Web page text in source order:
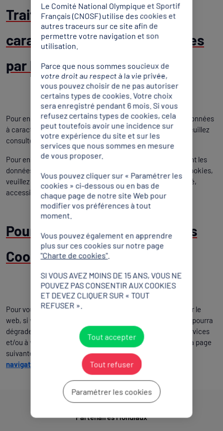
Traitement de vos données à
caractère personnel collectées
par le biais de Cookie
Pour en savoir plus sur la façon dont le CDOS 04 traite les données
à caractère personnel collectées par le biais de cookies, veuillez
consulter notrePolitique de confidentialité.
Pour en savoir plus sur la façon dont nos partenaires traitent les
données à caractère personnel collectées par le biais de cookies,
veuillez consulter leurs propres politiques de confidentialité,
accessiblesPolitique de confidentialité .
Pour plus d'information sur les
Cookies
Pour vous guider dans la démarche de limiter vos traces sur le
web, si vous le souhaitez, et en ayant conscience que cela pourra
dégrader votre navigation sur notre site et l’accès à nos services
et/ou à votre abonnement, nous vous invitons à consulter la page
suivante :
Les conseils de la CNIL pour maîtriser votre
navigateur
Partenaires Mondiaux
Le Comité National Olympique et Sportif
Français (CNOSF) utilise des cookies et
autres traceurs sur ce site afin de
permettre votre navigation et son
utilisation.
Parce que nous sommes soucieux de
votre droit au respect à la vie privée,
vous pouvez choisir de ne pas autoriser
certains types de cookies. Votre choix
sera enregistré pendant 6 mois. Si vous
refusez certains types de cookies, cela
peut toutefois avoir une incidence sur
votre expérience du site et sur les
services que nous sommes en mesure
de vous proposer.
Vous pouvez cliquer sur « Paramétrer les
cookies » ci-dessous ou en bas de
chaque page de notre site Web pour
modifier vos préférences à tout
moment.
Vous pouvez également en apprendre
plus sur ces cookies sur notre page
"Charte de cookies".
SI VOUS AVEZ MOINS DE 15 ANS, VOUS NE
POUVEZ PAS CONSENTIR AUX COOKIES
ET DEVEZ CLIQUER SUR « TOUT
REFUSER ».
Tout accepter
Tout refuser
Paramétrer les cookies